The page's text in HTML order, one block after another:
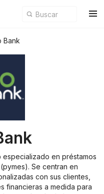
Bank
especializado en préstamos
Se centran en
con sus clientes,
financieras a medida para